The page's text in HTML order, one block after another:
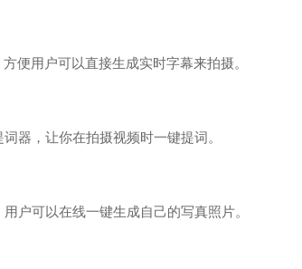
用户可以直接生成实时字幕来拍摄。
，让你在拍摄视频时一键提词。
可以在线一键生成自己的写真照片。